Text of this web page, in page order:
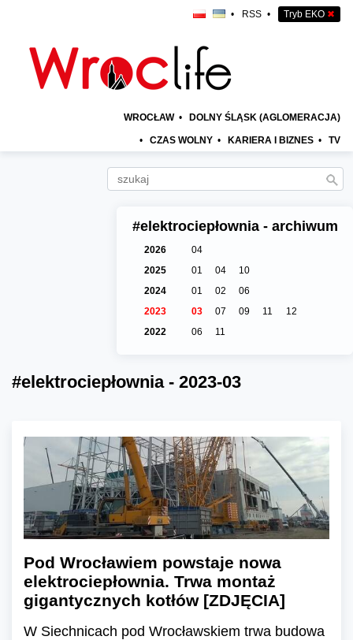
• RSS • Tryb EKO ✖
WROCŁAW • DOLNY ŚLĄSK (AGLOMERACJA)
• CZAS WOLNY • KARIERA I BIZNES • TV
#elektrociepłownia - archiwum
2026
04
2025
01 04
10
2024
01 02
06
2023
03 07 09 11
12
2022
06 11
#elektrociepłownia - 2023-03
Pod Wrocławiem powstaje nowa
elektrociepłownia. Trwa montaż
gigantycznych kotłów [ZDJĘCIA]
W Siechnicach pod Wrocławskiem trwa budowa